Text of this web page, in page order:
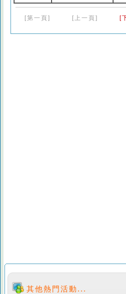
[第一頁] [上一頁] [
其他熱門活動...